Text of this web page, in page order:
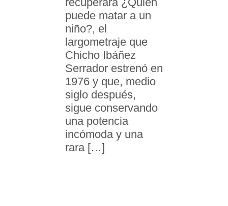
puede matar a un
niño?, el
largometraje que
Chicho Ibáñez
Serrador estrenó en
1976 y que, medio
siglo después,
sigue conservando
una potencia
incómoda y una
rara […]